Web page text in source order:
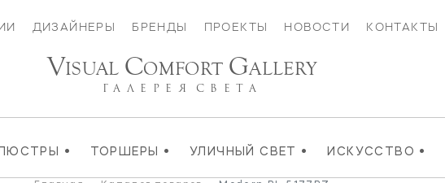
ДИЗАЙНЕРЫ БРЕНДЫ ПРОЕКТЫ НОВОСТИ КОНТАКТЫ
• ТОРШЕРЫ • УЛИЧНЫЙ СВЕТ • ИСКУССТВО •
VISUAL COMFORT GALLERY
ГАЛЕРЕЯ СВЕТА